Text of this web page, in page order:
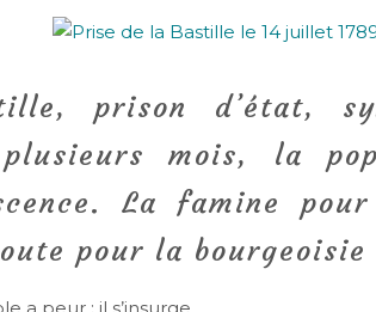
prison d’état,
plusieurs mois, la
La famine
pour la